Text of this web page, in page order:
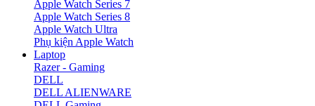
Apple Watch Series 7
Apple Watch Series 8
Apple Watch Ultra
Phụ kiện Apple Watch
Laptop
Razer - Gaming
DELL
DELL ALIENWARE